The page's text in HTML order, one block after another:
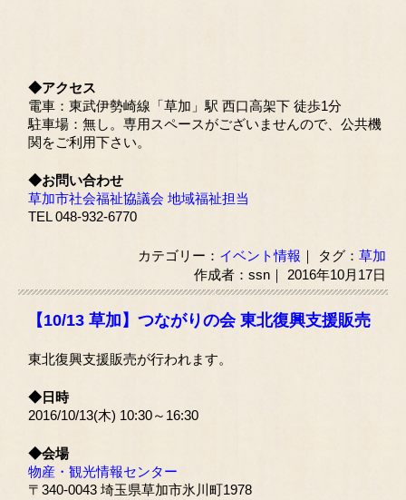
◆アクセス
電車：東武伊勢崎線「草加」駅 西口高架下 徒歩1分
駐車場：無し。専用スペースがございませんので、公共機
関をご利用下さい。
◆お問い合わせ
草加市社会福祉協議会 地域福祉担当
TEL 048-932-6770
カテゴリー： イベント情報 ｜ タグ：草加
作成者：ssn｜ 2016年10月17日
【10/13 草加】つながりの会 東北復興支援販売
東北復興支援販売が行われます。
◆日時
2016/10/13(木) 10:30～16:30
◆会場
物産・観光情報センター
〒340-0043 埼玉県草加市氷川町1978